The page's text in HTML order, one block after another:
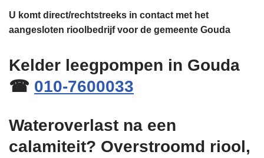
U komt direct/rechtstreeks in contact met het
aangesloten rioolbedrijf voor de gemeente Gouda
Kelder leegpompen in Gouda
☎ 010-7600033
Wateroverlast na een
calamiteit? Overstroomd riool,